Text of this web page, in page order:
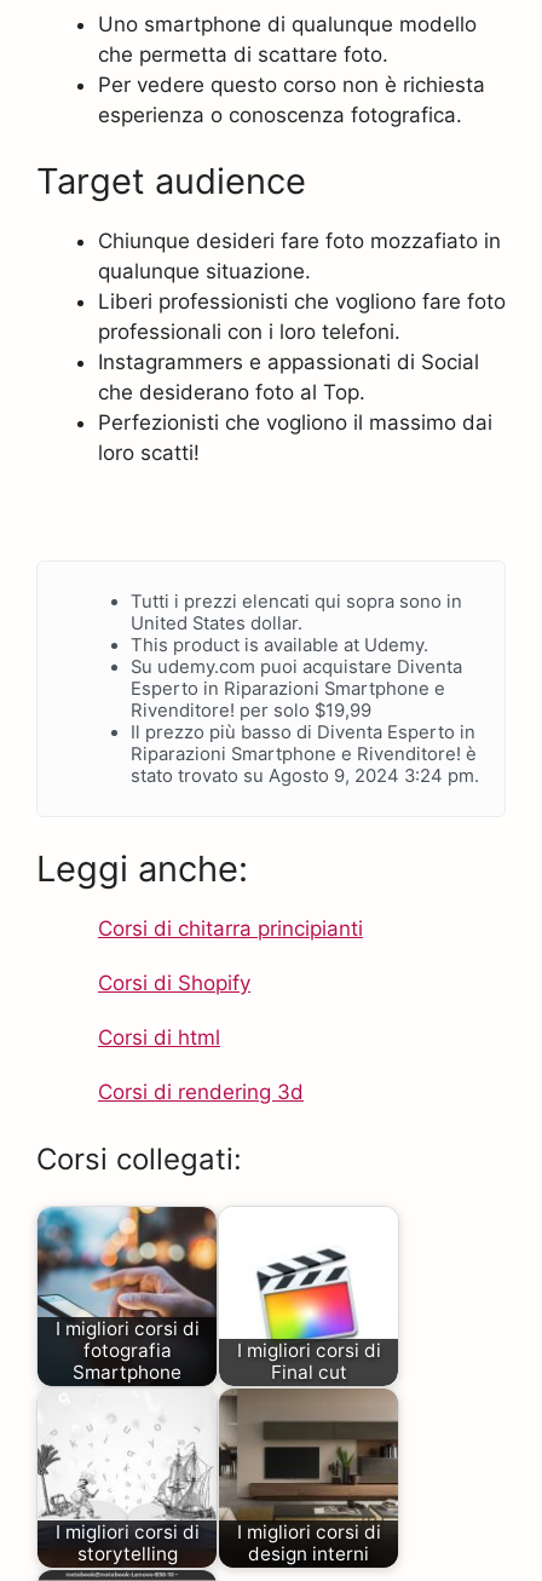
Uno smartphone di qualunque modello
che permetta di scattare foto.
Per vedere questo corso non è richiesta
esperienza o conoscenza fotografica.
Target audience
Chiunque desideri fare foto mozzafiato in
qualunque situazione.
Liberi professionisti che vogliono fare foto
professionali con i loro telefoni.
Instagrammers e appassionati di Social
che desiderano foto al Top.
Perfezionisti che vogliono il massimo dai
loro scatti!
Tutti i prezzi elencati qui sopra sono in
United States dollar.
This product is available at Udemy.
Su udemy.com puoi acquistare Diventa
Esperto in Riparazioni Smartphone e
Rivenditore! per solo $19,99
Il prezzo più basso di Diventa Esperto in
Riparazioni Smartphone e Rivenditore! è
stato trovato su Agosto 9, 2024 3:24 pm.
Leggi anche:
Corsi di chitarra principianti
Corsi di Shopify
Corsi di html
Corsi di rendering 3d
Corsi collegati:
I migliori corsi di
fotografia
Smartphone
I migliori corsi di
Final cut
I migliori corsi di
storytelling
I migliori corsi di
design interni